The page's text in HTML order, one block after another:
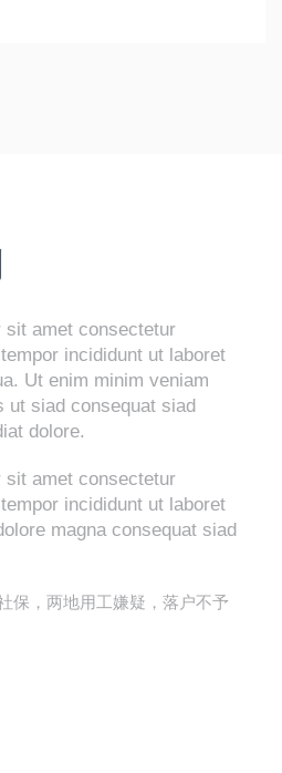
sit amet consectetur
incididunt ut laboret
Ut enim minim veniam
ut siad consequat siad
dolore.
sit amet consectetur
incididunt ut laboret
magna consequat siad
保，两地用工嫌疑，落户不予